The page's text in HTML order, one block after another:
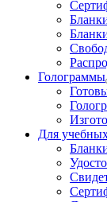
Голограммы
Для